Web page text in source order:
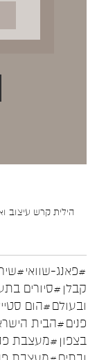
#פאנג-שוואי
קבלן #סיורים
ובעולם#הום
פנים#הבית
בצפון #מעצבת